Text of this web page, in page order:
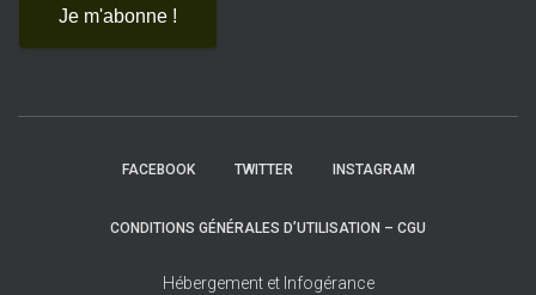
FACEBOOK TWITTER INSTAGRAM
CONDITIONS GÉNÉRALES D’UTILISATION – CGU
Hébergement et Infogérance